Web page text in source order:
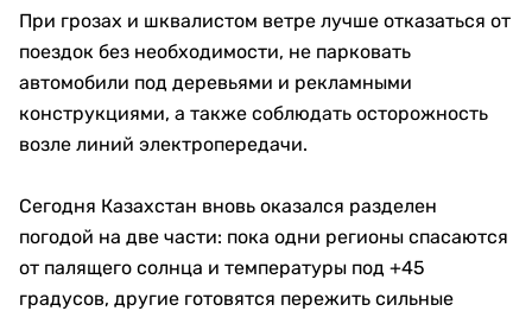
При грозах и шквалистом ветре лучше отказаться от
поездок без необходимости, не парковать
автомобили под деревьями и рекламными
конструкциями, а также соблюдать осторожность
возле линий электропередачи.
Сегодня Казахстан вновь оказался разделен
погодой на две части: пока одни регионы спасаются
от палящего солнца и температуры под +45
градусов, другие готовятся пережить сильные